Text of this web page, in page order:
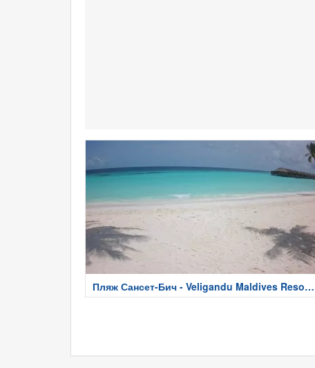
Пляж Сансет-Бич - Veligandu Maldives Resort
Island